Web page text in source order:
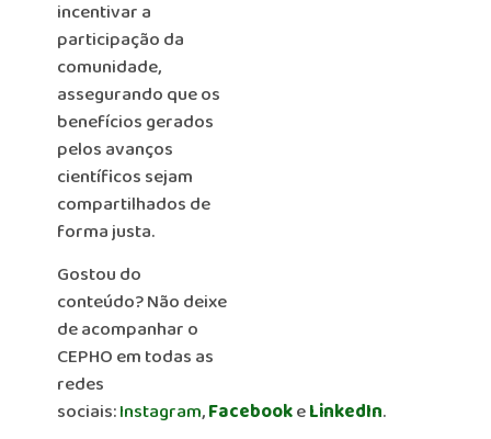
incentivar a
participação da
comunidade,
assegurando que os
benefícios gerados
pelos avanços
científicos sejam
compartilhados de
forma justa.
Gostou do
conteúdo? Não deixe
de acompanhar o
CEPHO em todas as
redes
sociais:Instagram,FacebookeLinkedIn.